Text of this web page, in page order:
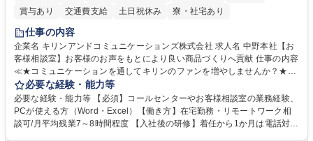
賞与あり
交通費支給 土日祝休み 寮・社宅あり
仕事の内容
企業名 キリンアンドコミュニケーションズ株式会社 求人名 中野本社【お
客様相談室】お客様のお声をもとにより良い商品づくりへ貢献 仕事の内容
≪★コミュニケーションを通してキリンのファンを増やしませんか？★≫
お客様のお声をより良い商品づくりに活かしていく上で、窓口となるお客
様相談室でのお仕事です。 日々お客様からいただくキリングループへのご
意見を、企業活動に活かしています。お客様からの声に迅速かつ誠意をも
って対応、情報提供するとともにグループ内活動に反映しています。 【具
必要な経験・能力等
必要な経験・能力等 【必須】コールセンターやお客様相談室の業務経験、
PCが使える方（Word・Excel）【働き方】在宅勤務・リモートワーク相
談可/月平均残業7～8時間程度 【入社後の研修】着任から1か月は電話対応